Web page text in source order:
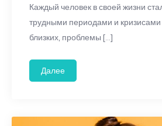
Каждый человек в своей жизни
трудными периодами и
близких, проблемы […]
Далее